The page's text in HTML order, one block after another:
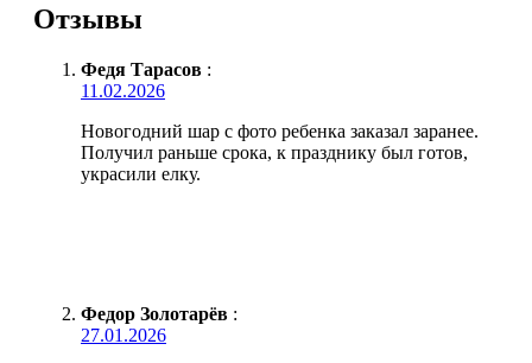
Отзывы
Федя Тарасов :
11.02.2026
Новогодний шар с фото ребенка заказал заранее.
Получил раньше срока, к празднику был готов,
украсили елку.
Федор Золотарёв :
27.01.2026